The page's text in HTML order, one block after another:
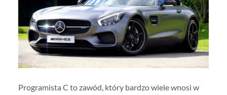
Programista C to zawód, który bardzo wiele wnosi w